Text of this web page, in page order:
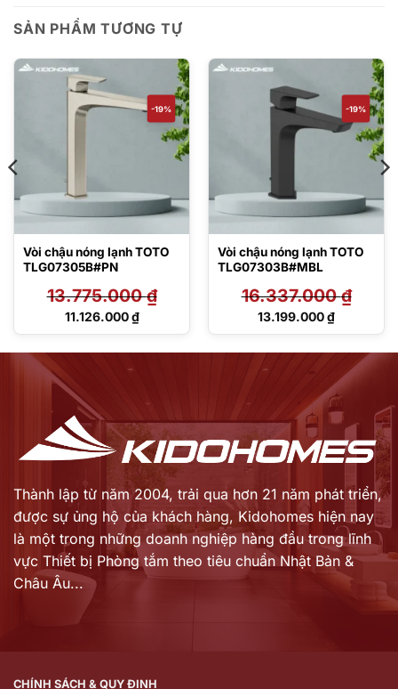
SẢN PHẨM TƯƠNG TỰ
-19%
Vòi chậu nóng lạnh TOTO
TLG07305B#PN
13.775.000₫
Giá
11.126.000₫
Giá
-19%
Vòi chậu nóng lạnh TOTO
TLG07303B#MBL
16.337.000₫
Giá
16.337.000 ₫.
13.199.000₫
Giá
13.199.000 ₫.
Thành lập từ năm 2004, trải qua hơn 21 năm phát triển,
được sự ủng hộ của khách hàng, Kidohomes hiện nay
là một trong những doanh nghiệp hàng đầu trong lĩnh
vực Thiết bị Phòng tắm theo tiêu chuẩn Nhật Bản &
Châu Âu...
CHÍNH SÁCH & QUY ĐỊNH